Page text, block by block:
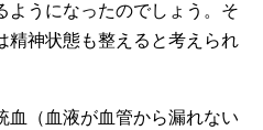
ようになったのでしょう。そ
精神状態も整えると考えられ
血（血液が血管から漏れない